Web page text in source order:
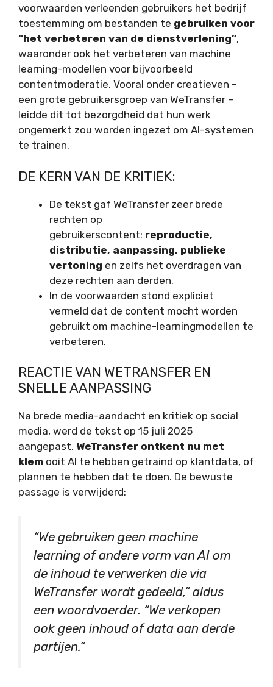
voorwaarden verleenden gebruikers het bedrijf
toestemming om bestanden te gebruiken voor
“het verbeteren van de dienstverlening”,
waaronder ook het verbeteren van machine
learning-modellen voor bijvoorbeeld
contentmoderatie. Vooral onder creatieven –
een grote gebruikersgroep van WeTransfer –
leidde dit tot bezorgdheid dat hun werk
ongemerkt zou worden ingezet om AI-systemen
te trainen.
DE KERN VAN DE KRITIEK:
De tekst gaf WeTransfer zeer brede
rechten op
gebruikerscontent: reproductie,
distributie, aanpassing, publieke
vertoning en zelfs het overdragen van
deze rechten aan derden.
In de voorwaarden stond expliciet
vermeld dat de content mocht worden
gebruikt om machine-learningmodellen te
verbeteren.
REACTIE VAN WETRANSFER EN
SNELLE AANPASSING
Na brede media-aandacht en kritiek op social
media, werd de tekst op 15 juli 2025
aangepast. WeTransfer ontkent nu met
klem ooit AI te hebben getraind op klantdata, of
plannen te hebben dat te doen. De bewuste
passage is verwijderd:
“We gebruiken geen machine
learning of andere vorm van AI om
de inhoud te verwerken die via
WeTransfer wordt gedeeld,” aldus
een woordvoerder. “We verkopen
ook geen inhoud of data aan derde
partijen.”